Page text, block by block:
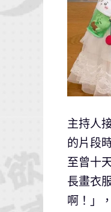
主持人
的片段
至曾十
長畫衣
啊！」